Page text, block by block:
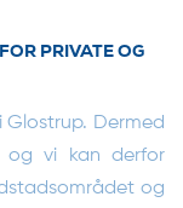
PRIVATE OG
Glostrup. Dermed
vi kan derfor
og